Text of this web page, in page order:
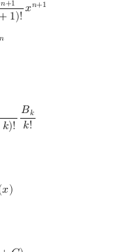
𝑛+1
+ 1)! 𝑥𝑛+1
𝑛
𝑘)!
𝐵𝑘
𝑘!
kk!
𝑥)
x)